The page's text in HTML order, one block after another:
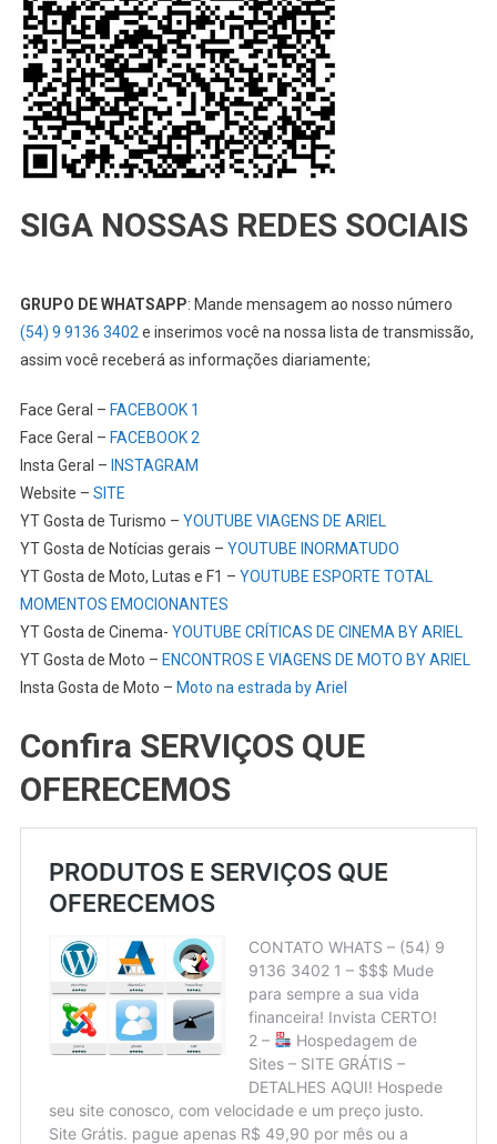
SIGA NOSSAS REDES SOCIAIS
GRUPO DE WHATSAPP: Mande mensagem ao nosso número
(54) 9 9136 3402 e inserimos você na nossa lista de transmissão,
assim você receberá as informações diariamente;
Face Geral – FACEBOOK 1
Face Geral – FACEBOOK 2
Insta Geral – INSTAGRAM
Website – SITE
YT Gosta de Turismo – YOUTUBE VIAGENS DE ARIEL
YT Gosta de Notícias gerais – YOUTUBE INORMATUDO
YT Gosta de Moto, Lutas e F1 – YOUTUBE ESPORTE TOTAL
MOMENTOS EMOCIONANTES
YT Gosta de Cinema- YOUTUBE CRÍTICAS DE CINEMA BY ARIEL
YT Gosta de Moto – ENCONTROS E VIAGENS DE MOTO BY ARIEL
Insta Gosta de Moto – Moto na estrada by Ariel
Confira SERVIÇOS QUE
OFERECEMOS